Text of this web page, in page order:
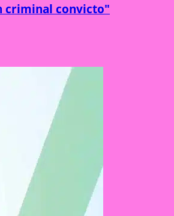
criminal convicto"